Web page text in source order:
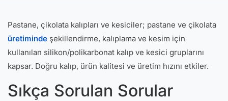
Pastane, çikolata kalıpları ve kesiciler; pastane ve çikolata
üretiminde şekillendirme, kalıplama ve kesim için
kullanılan silikon/polikarbonat kalıp ve kesici gruplarını
kapsar. Doğru kalıp, ürün kalitesi ve üretim hızını etkiler.
Sıkça Sorulan Sorular